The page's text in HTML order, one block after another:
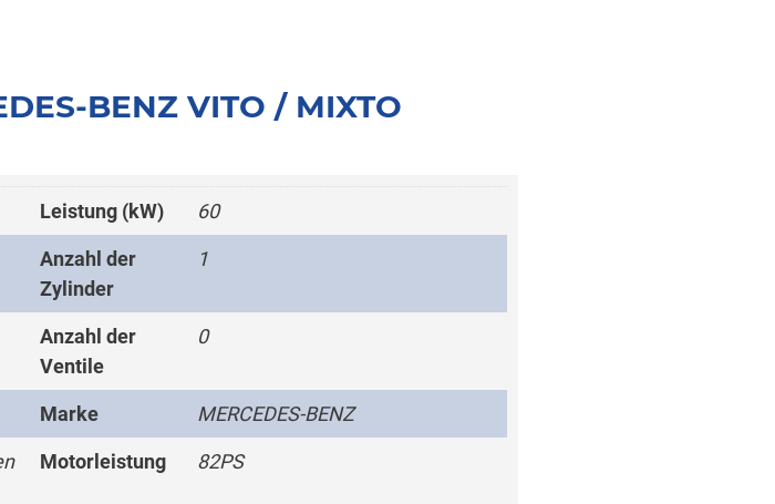
BENZ VITO / MIXTO
Leistung (kW) 60
Anzahl der
Zylinder
1
Anzahl der
Ventile
0
Marke MERCEDES-BENZ
Motorleistung 82PS